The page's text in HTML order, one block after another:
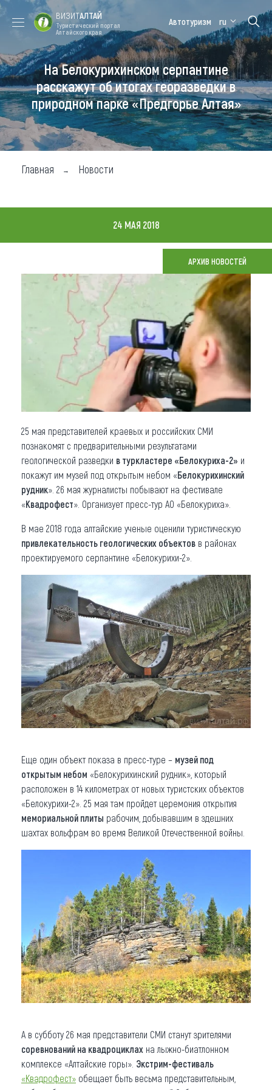
Форум VISIT
ALTAI
Цветение
маральника
Медицинский
форум
Алтайская
зимовка
Туры
Где побывать
Чем заняться
Карта
Что привезти (сувениры)
О регионе
Коллекция впечатлений
Другие рубрики
ВИЗИТАЛТАЙ
Туристический портал
Алтайского края
Автотуризм ru
На Белокурихинском серпантине
расскажут об итогах георазведки в
природном парке «Предгорье Алтая»
Главная Новости
24 МАЯ 2018
АРХИВ НОВОСТЕЙ
25 мая представителей краевых и российских СМИ
познакомят с предварительными результатами
геологической разведки в туркластере «Белокуриха-2» и
покажут им музей под открытым небом «Белокурихинский
рудник». 26 мая журналисты побывают на фестивале
«Квадрофест». Организует пресс-тур АО «Белокуриха».
В мае 2018 года алтайские ученые оценили туристическую
привлекательность геологических объектов в районах
проектируемого серпантине «Белокурихи-2».
Еще один объект показа в пресс-туре – музей под
открытым небом «Белокурихинский рудник», который
расположен в 14 километрах от новых туристских объектов
«Белокурихи-2». 25 мая там пройдет церемония открытия
мемориальной плиты рабочим, добывавшим в здешних
шахтах вольфрам во время Великой Отечественной войны.
А в субботу 26 мая представители СМИ станут зрителями
соревнований на квадроциклах на лыжно-биатлонном
комплексе «Алтайские горы». Экстрим-фестиваль
«Квадрофест» обещает быть весьма представительным,